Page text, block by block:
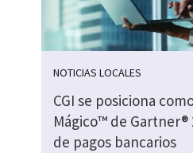
NOTICIAS LOCALES
CGI se posiciona
Mágico™ de
de pagos bancarios